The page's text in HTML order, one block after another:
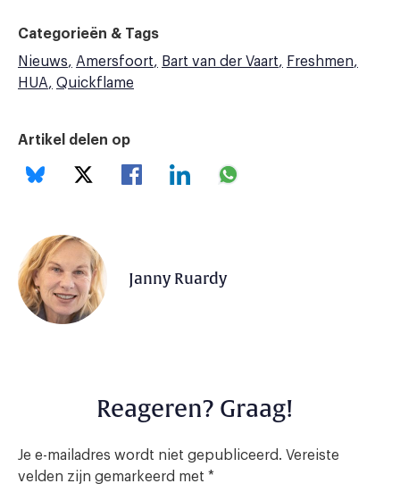
Categorieën & Tags
Nieuws
Amersfoort Bart van der Vaart
Freshmen
HUA
Quickflame
Artikel delen op
Janny Ruardy
Reageren? Graag!
Je e-mailadres wordt niet gepubliceerd. Vereiste
velden zijn gemarkeerd met *